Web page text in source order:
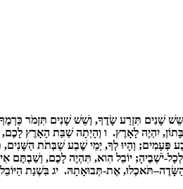
שֵׁשׁ שָׁנִים תִּזְרַע שָׂדֶךָ, וְשֵׁשׁ שָׁנִים תִּזְמֹר
יִהְיֶה לָאָרֶץ. ו וְהָיְתָה שַׁבַּת הָאָרֶץ
וְהָיוּ לְךָ, יְמֵי שֶׁבַע שַׁבְּתֹת
יֹשְׁבֶיהָ; יוֹבֵל הִוא, תִּהְיֶה לָכֶם, וְשַׁבְתֶּם
אֶת-תְּבוּאָתָהּ. יג בִּשְׁנַת